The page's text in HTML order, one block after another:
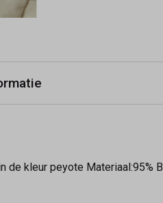
de kleur peyote Materiaal:95%